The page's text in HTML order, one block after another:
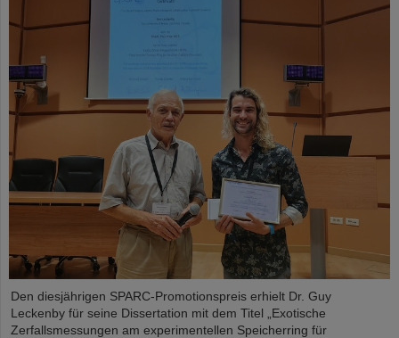
Den diesjährigen SPARC-Promotionspreis erhielt Dr. Guy
Leckenby für seine Dissertation mit dem Titel „Exotische
Zerfallsmessungen am experimentellen Speicherring für